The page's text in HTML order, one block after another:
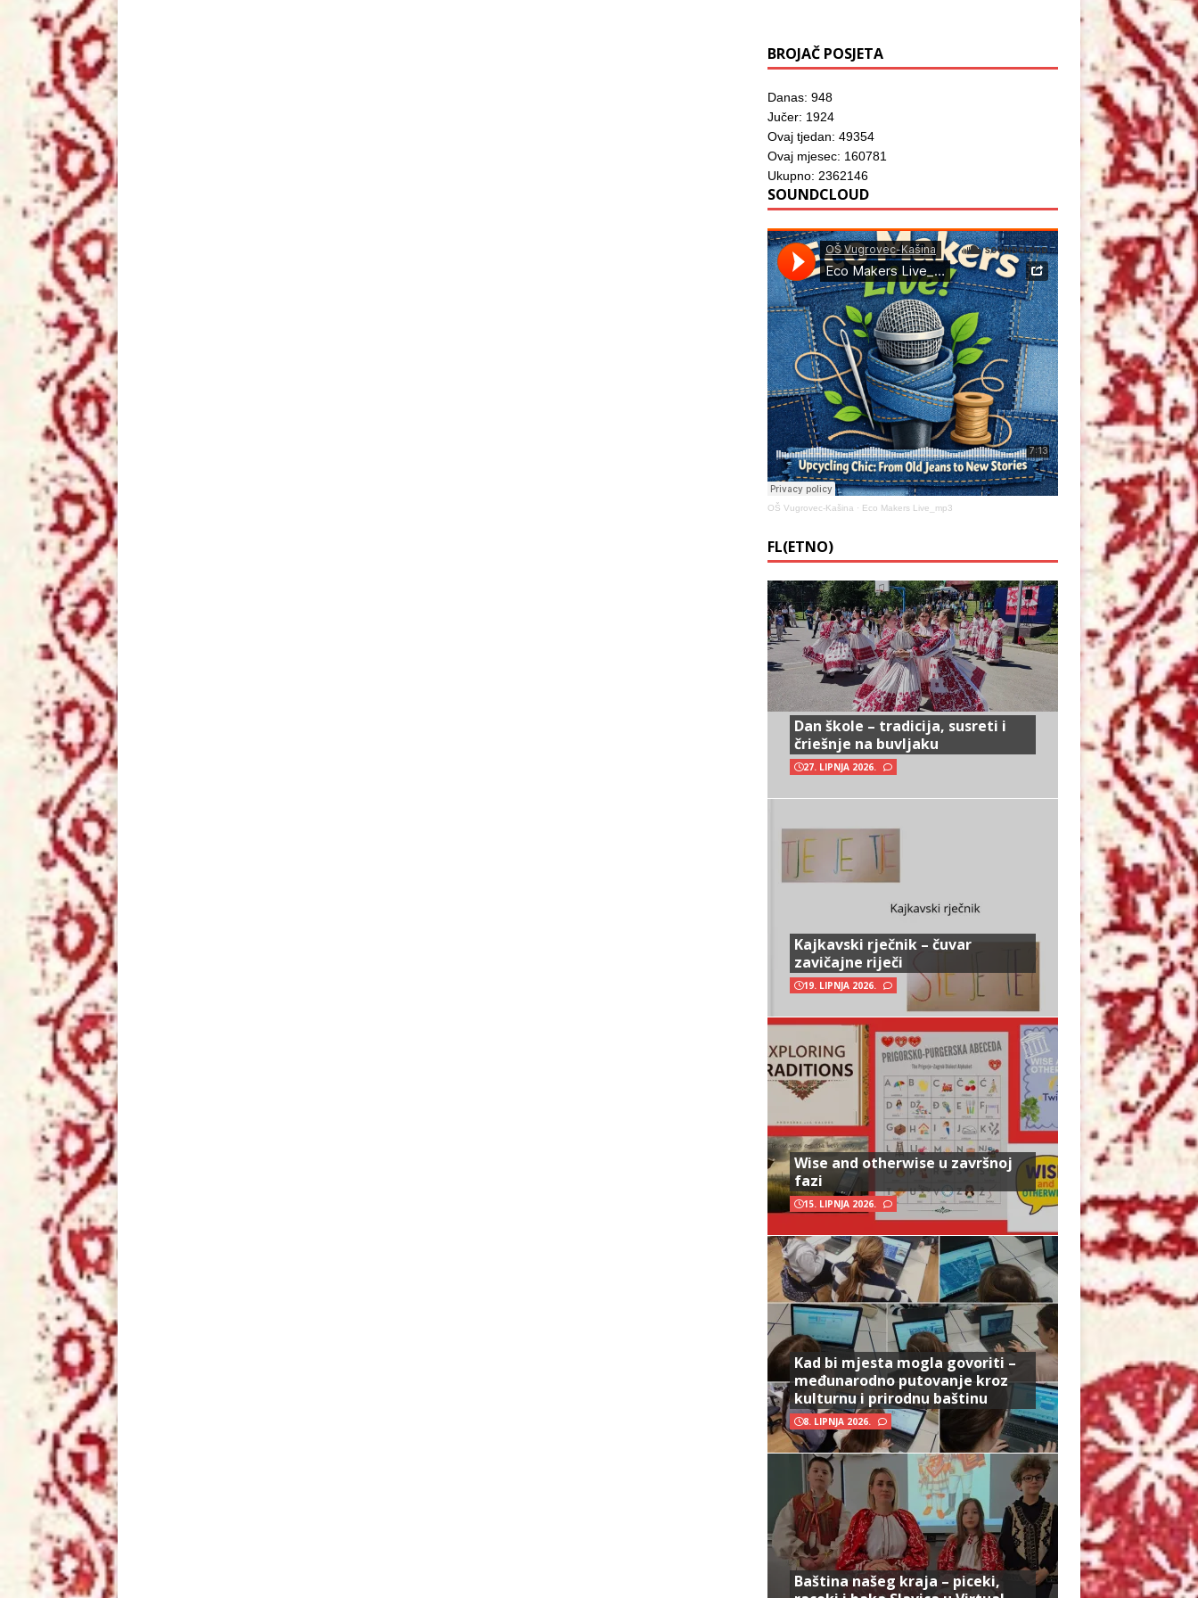
BROJAČ POSJETA
Danas: 948
Jučer: 1924
Ovaj tjedan: 49354
Ovaj mjesec: 160781
Ukupno: 2362146
SOUNDCLOUD
OŠ Vugrovec-Kašina · Eco Makers Live_mp3
FL(ETNO)
Dan škole – tradicija, susreti i
čriešnje na buvljaku
27. LIPNJA 2026.
Kajkavski rječnik – čuvar
zavičajne riječi
19. LIPNJA 2026.
Wise and otherwise u završnoj
fazi
15. LIPNJA 2026.
Kad bi mjesta mogla govoriti –
međunarodno putovanje kroz
kulturnu i prirodnu baštinu
8. LIPNJA 2026.
Baština našeg kraja – piceki,